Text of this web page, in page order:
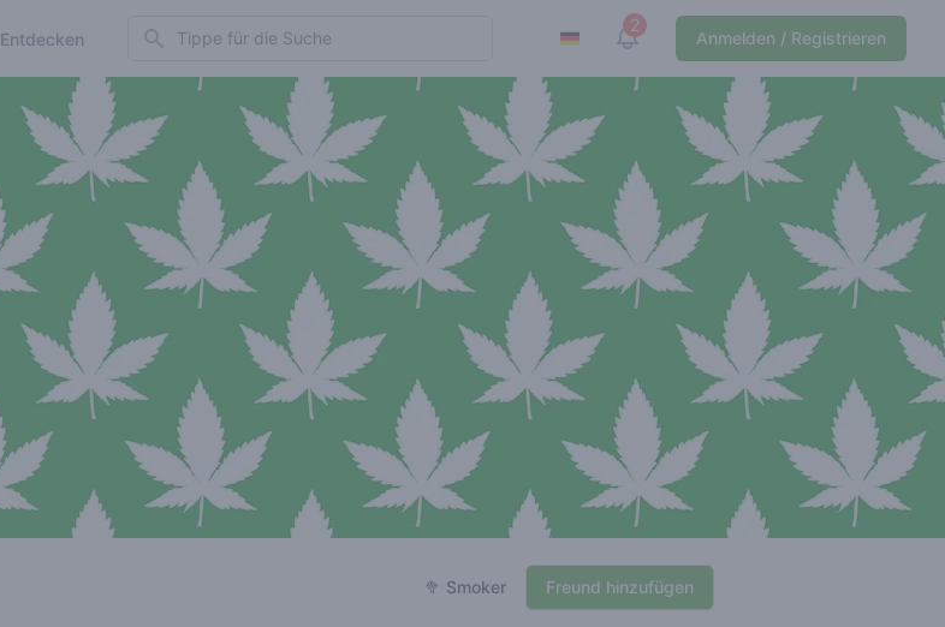
Entdecken Search 2
View notifications
Anmelden / Registrieren
🥦 Smoker Freund hinzufügen